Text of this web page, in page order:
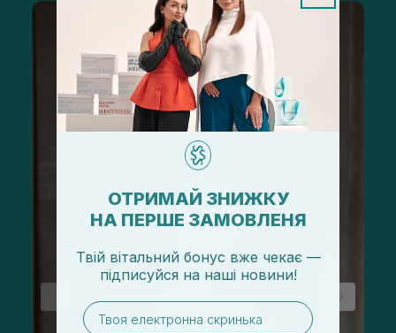
ОТРИМАЙ ЗНИЖКУ
НА ПЕРШЕ ЗАМОВЛЕНЯ
Твій вітальний бонус вже чекає —
підписуйся на наші новини!
email